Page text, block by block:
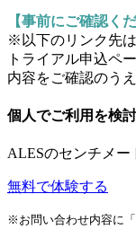
【事前にご確認く
※以下のリンク先
トライアル申込ペ
内容をご確認のう
個人でご利用を検
ALESのセンチメー
無料で体験する
※お問い合わせ内容に